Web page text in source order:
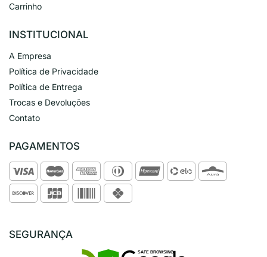
Carrinho
INSTITUCIONAL
A Empresa
Política de Privacidade
Política de Entrega
Trocas e Devoluções
Contato
PAGAMENTOS
SEGURANÇA
SAFE BROWSING